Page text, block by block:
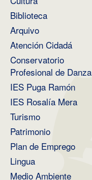
Biblioteca
Arquivo
Atención Cidadá
Conservatorio
Profesional de Danza
IES Puga Ramón
IES Rosalía Mera
Turismo
Patrimonio
Plan de Emprego
Lingua
Medio Ambiente